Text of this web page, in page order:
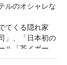
ルのオシャレな
てくる隠れ家
」、「日本初の
ル「茶イボー